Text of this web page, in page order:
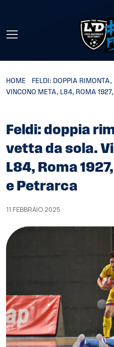
HOME
FELDI: DOPPIA
VINCONO META, L84, ROMA
Feldi: doppia
vetta da sola.
L84, Roma
e Petrarca
11 FEBBRAIO 2025